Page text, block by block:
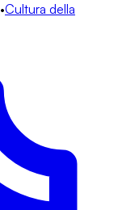
•Cultura della